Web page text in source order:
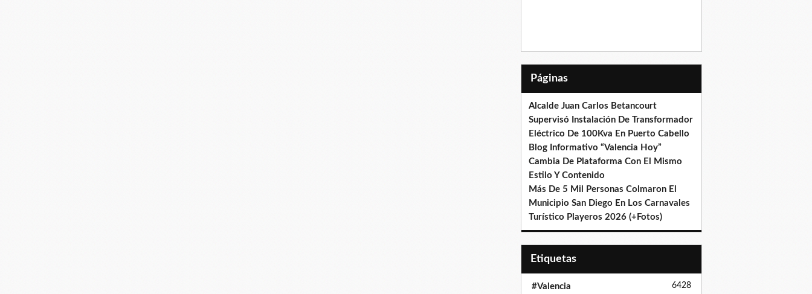
Páginas
Alcalde Juan Carlos Betancourt
Supervisó Instalación De Transformador
Eléctrico De 100Kva En Puerto Cabello
Blog Informativo “Valencia Hoy”
Cambia De Plataforma Con El Mismo
Estilo Y Contenido
Más De 5 Mil Personas Colmaron El
Municipio San Diego En Los Carnavales
Turístico Playeros 2026 (+Fotos)
Etiquetas
#Valencia 6428